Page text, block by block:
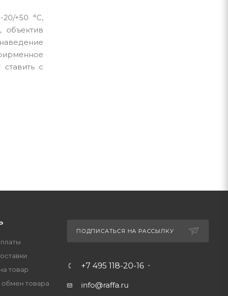
+50 °C,
с
товар
обмен товара
ПОДПИСАТЬСЯ НА РАССЫЛКУ
+7 495 118-20-16
info@raffa.ru